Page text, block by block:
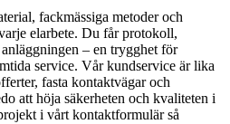
fackmässiga metoder och
elarbete. Du får protokoll,
– en trygghet för
service. Vår kundservice är lika
fasta kontaktvägar och
att höja säkerheten och kvaliteten i
i vårt kontaktformulär så